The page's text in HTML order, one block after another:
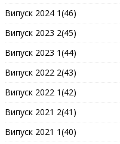
Випуск 2024 1(46)
Випуск 2023 2(45)
Випуск 2023 1(44)
Випуск 2022 2(43)
Випуск 2022 1(42)
Випуск 2021 2(41)
Випуск 2021 1(40)